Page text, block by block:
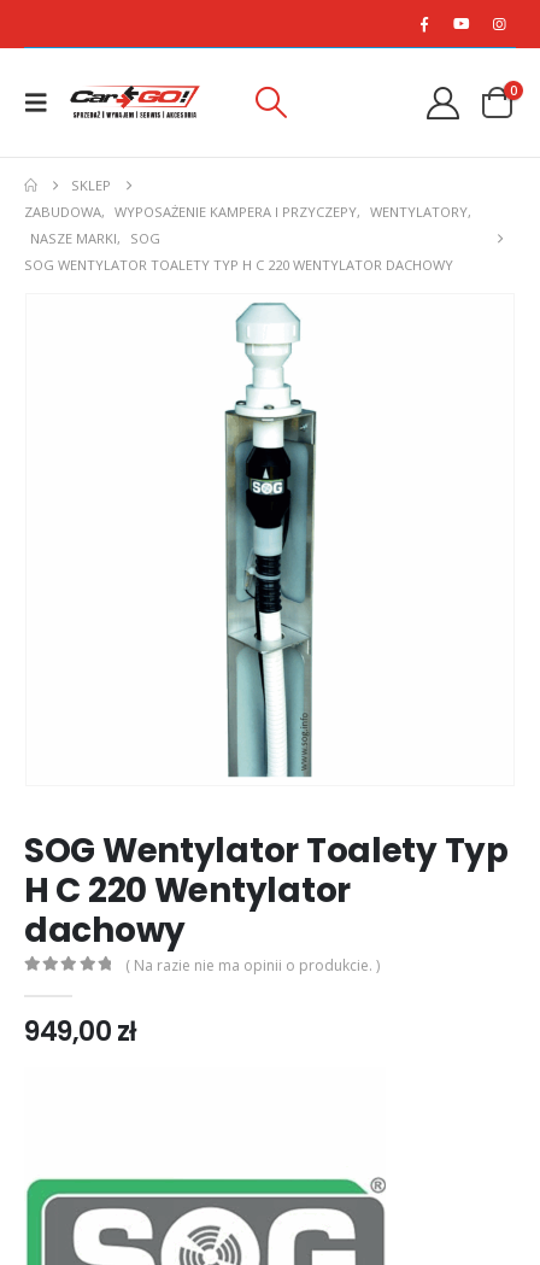
0
SKLEP
ZABUDOWA, WYPOSAŻENIE KAMPERA I PRZYCZEPY, WENTYLATORY,
NASZE MARKI,
SOG
SOG WENTYLATOR TOALETY TYP H C 220 WENTYLATOR DACHOWY
SOG Wentylator Toalety Typ
H C 220 Wentylator
dachowy
( Na razie nie ma opinii o produkcie. )
949,00zł